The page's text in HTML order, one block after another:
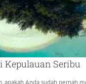
Kepulauan Seribu